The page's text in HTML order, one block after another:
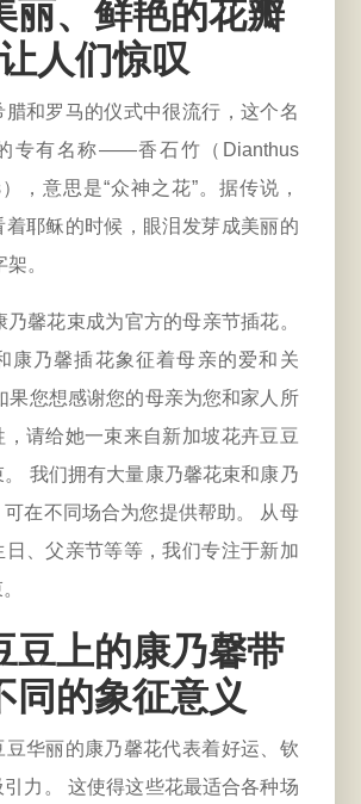
丽、鲜艳的花瓣
让人们惊叹
腊和罗马的仪式中很流行，这个名
专有名称——香石竹（Dianthus
，意思是“众神之花”。据传说，
着耶稣的时候，眼泪发芽成美丽的
。
乃馨花束成为官方的母亲节插花。
康乃馨插花象征着母亲的爱和关
果您想感谢您的母亲为您和家人所
，请给她一束来自新加坡花卉豆豆
我们拥有大量康乃馨花束和康乃
在不同场合为您提供帮助。 从母
日、父亲节等等，我们专注于新加
豆上的康乃馨带
同的象征意义
豆华丽的康乃馨花代表着好运、钦
力。 这使得这些花最适合各种场